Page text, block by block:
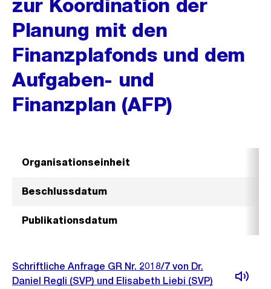
zur Koordination der
Planung mit den
Finanzplafonds und dem
Aufgaben- und
Finanzplan (AFP)
Organisationseinheit
Beschlussdatum
Publikationsdatum
Schriftliche Anfrage GR Nr. 2018/7 von Dr.
Daniel Regli (SVP) und Elisabeth Liebi (SVP)